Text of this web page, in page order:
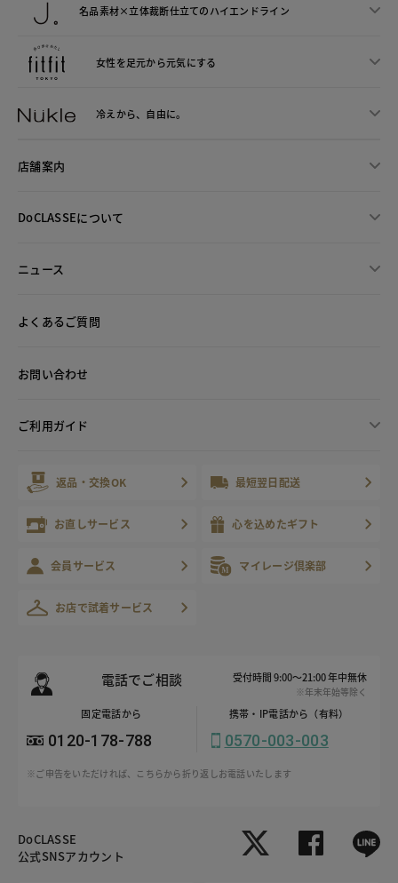
名品素材×立体裁断仕立てのハイエンドライン
女性を足元から元気にする
冷えから、 自由に。
店舗案内
DoCLASSEについて
ニュース
よくあるご質問
お問い合わせ
ご利用ガイド
返品・交換OK 最短翌日配送
お直しサービス 心を込めたギフト
会員サービス マイレージ倶楽部
お店で試着サービス
電話でご相談 受付時間 9:00～21:00 年中無休
※年末年始等除く
固定電話から
0120-178-788
携帯・IP電話から（有料）
0570-003-003
※ご申告をいただければ、こちらから折り返しお電話いたします
DoCLASSE
公式SNSアカウント